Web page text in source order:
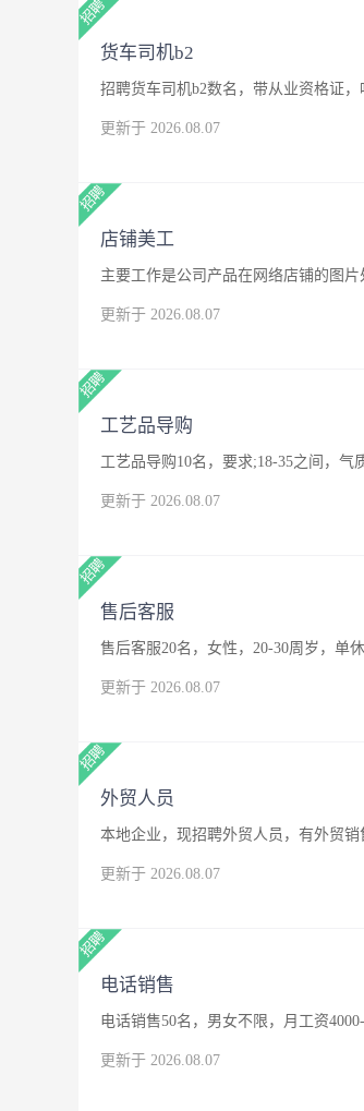
货车司机b2
招聘货车司机b2数名，带从业资格证
更新于 2026.08.07
店铺美工
主要工作是公司产品在网络店铺的图
更新于 2026.08.07
工艺品导购
工艺品导购10名，要求;18-35之间，气
更新于 2026.08.07
售后客服
售后客服20名，女性，20-30周岁，单
更新于 2026.08.07
外贸人员
本地企业，现招聘外贸人员，有外贸
更新于 2026.08.07
电话销售
电话销售50名，男女不限，月工资
更新于 2026.08.07